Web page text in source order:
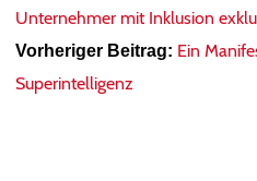
Unternehmer mit Inklusion
Vorheriger Beitrag: Ein
Superintelligenz